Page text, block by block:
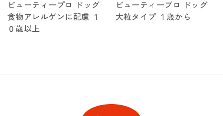
ビューティープロ ドッグ
食物アレルゲンに配慮 １
０歳以上
ビューティープロ ドッグ
大粒タイプ １歳から